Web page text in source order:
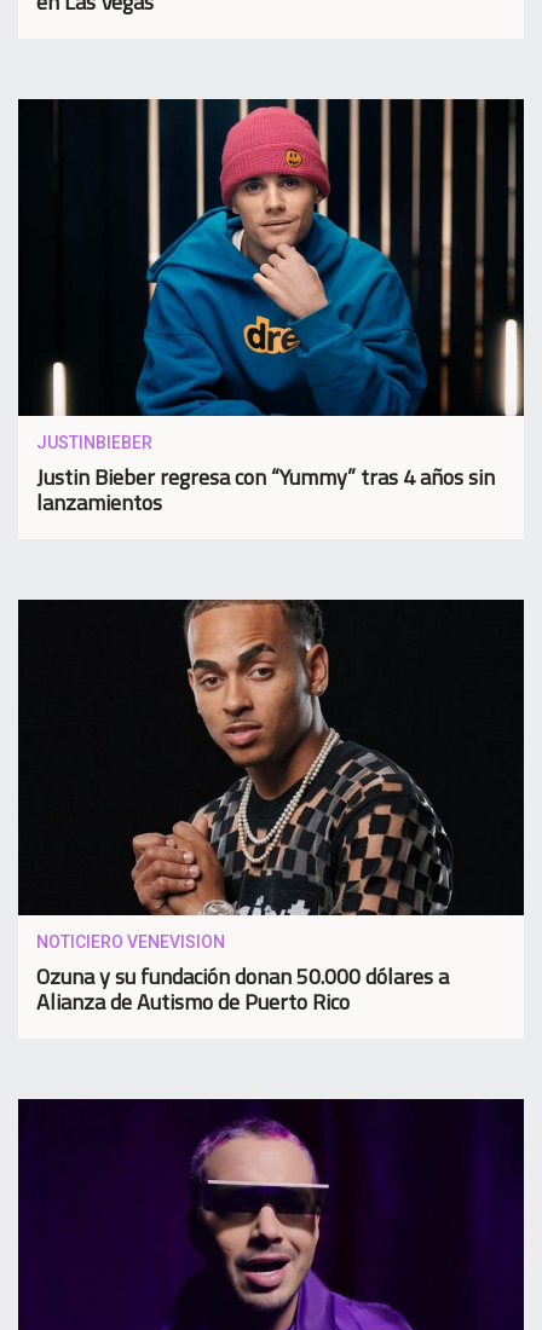
JUSTINBIEBER
Justin Bieber regresa con “Yummy” tras 4 años sin
lanzamientos
NOTICIERO VENEVISION
Ozuna y su fundación donan 50.000 dólares a
Alianza de Autismo de Puerto Rico